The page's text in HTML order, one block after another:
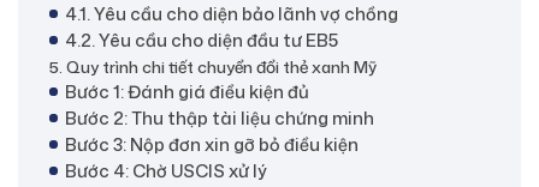
4.1. Yêu cầu cho diện bảo lãnh vợ chồng
4.2. Yêu cầu cho diện đầu tư EB5
5. Quy trình chi tiết chuyển đổi thẻ xanh Mỹ
Bước 1: Đánh giá điều kiện đủ
Bước 2: Thu thập tài liệu chứng minh
Bước 3: Nộp đơn xin gỡ bỏ điều kiện
Bước 4: Chờ USCIS xử lý